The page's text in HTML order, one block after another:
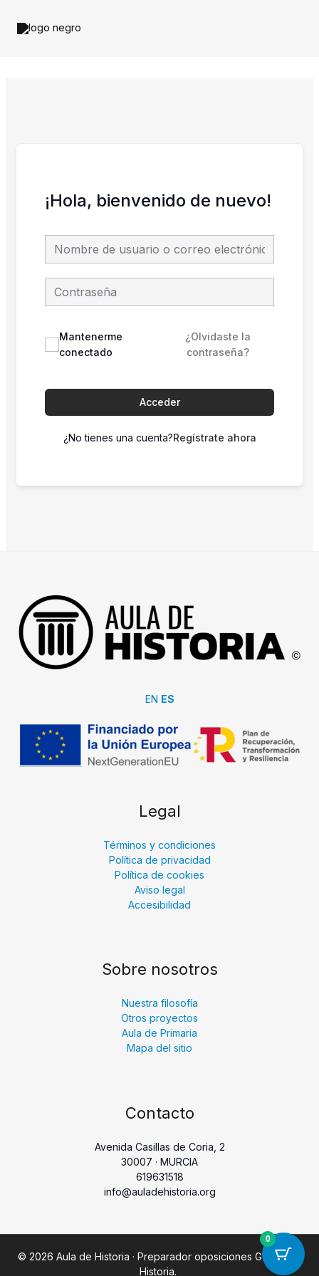
contenido
¡Hola, bienvenido de nuevo!
Mantenerme
conectado
¿Olvidaste la
contraseña?
Acceder
¿No tienes una cuenta?Regístrate ahora
EN ES
Legal
Términos y condiciones
Política de privacidad
Política de cookies
Aviso legal
Accesibilidad
Sobre nosotros
Nuestra filosofía
Otros proyectos
Aula de Primaria
Mapa del sitio
Contacto
Avenida Casillas de Coria, 2
30007 · MURCIA
619631518
info@auladehistoria.org
© 2026 Aula de Historia · Preparador oposiciones Geografía
Historia.
0